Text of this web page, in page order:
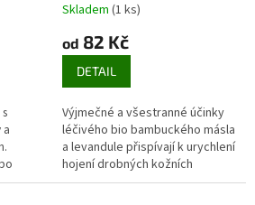
a
Skladem (1 ks)
od 82 Kč
DETAIL
Výjmečné a všestranné účinky
léčivého bio bambuckého másla
a levandule přispívají k urychlení
hojení drobných kožních
poranění a popálenin. Balzám